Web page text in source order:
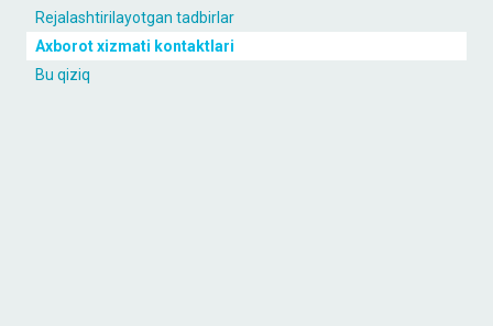
Rejalashtirilayotgan tadbirlar
Axborot xizmati kontaktlari
Bu qiziq